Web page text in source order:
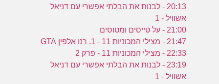
20:13 - לבנות את הבלתי אפשרי עם דניאל
אשוויל - 1
21:00 - על טייסים ומטוסים
21:47 - מצילי המכוניות 11 - 1. רנו אלפין GTA
22:33 - מצילי המכוניות 11 - פרק 2
23:19 - לבנות את הבלתי אפשרי עם דניאל
אשוויל - 1